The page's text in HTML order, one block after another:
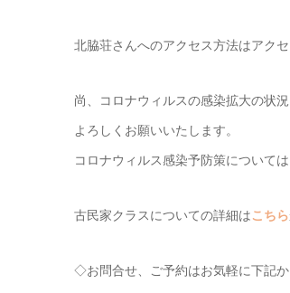
北脇荘さんへのアクセス方法はアク
尚、コロナウィルスの感染拡大の状
よろしくお願いいたします。
コロナウィルス感染予防策については
古民家クラスについての詳細はこちら
◇お問合せ、ご予約はお気軽に下記か